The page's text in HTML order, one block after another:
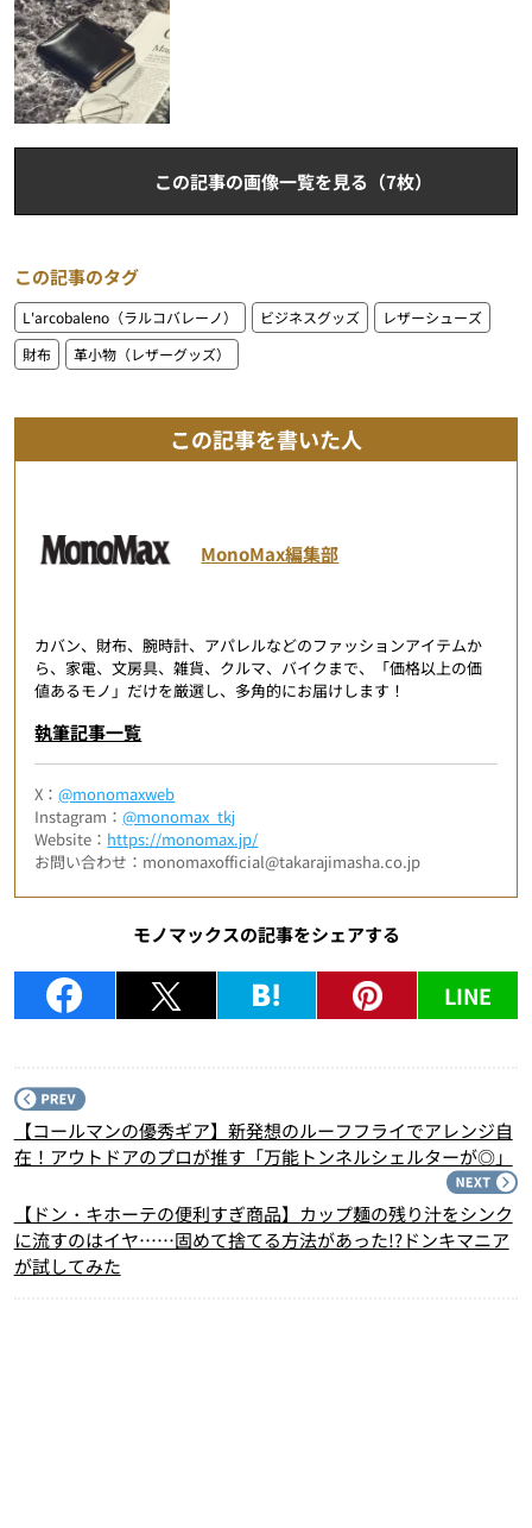
この記事の画像一覧を見る（7枚）
この記事のタグ
L'arcobaleno（ラルコバレーノ） ビジネスグッズ
レザーシューズ
財布
革小物（レザーグッズ）
この記事を書いた人
MonoMax編集部
カバン、財布、腕時計、アパレルなどのファッションアイテムか
ら、家電、文房具、雑貨、クルマ、バイクまで、「価格以上の価
値あるモノ」だけを厳選し、多角的にお届けします！
執筆記事一覧
X：@monomaxweb
Instagram：@monomax_tkj
Website： https://monomax.jp/
お問い合わせ：monomaxofficial@takarajimasha.co.jp
モノマックスの記事をシェアする
LINE
【コールマンの優秀ギア】新発想のルーフフライでアレンジ自
在！アウトドアのプロが推す「万能トンネルシェルターが◎」
【ドン・キホーテの便利すぎ商品】カップ麺の残り汁をシンク
に流すのはイヤ……固めて捨てる方法があった!?ドンキマニア
が試してみた